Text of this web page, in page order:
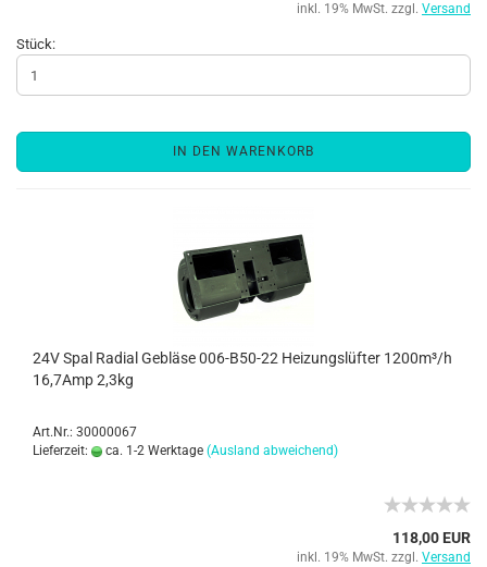
inkl. 19% MwSt. zzgl. Versand
Stück:
IN DEN WARENKORB
24V Spal Radial Gebläse 006-B50-22 Heizungslüfter 1200m³/h
16,7Amp 2,3kg
Art.Nr.: 30000067
Lieferzeit:
ca. 1-2 Werktage (Ausland abweichend)
118,00 EUR
inkl. 19% MwSt. zzgl. Versand